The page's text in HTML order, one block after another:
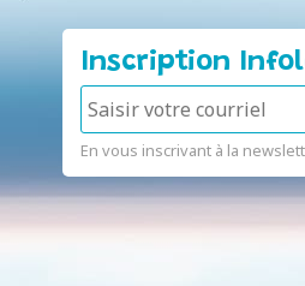
Inscription
En vous inscrivant à la